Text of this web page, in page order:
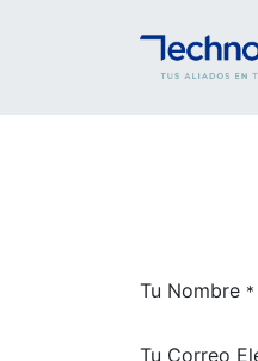
Tu Nombre *
Tu Correo